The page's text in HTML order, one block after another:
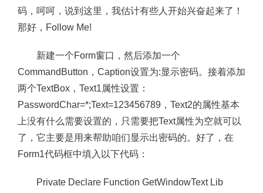
码，呵呵，说到这里，我估计有些人开始兴奋起来了！
那好，Follow Me!
新建一个Form窗口，然后添加一个
CommandButton，Caption设置为:显示密码。接着添加
两个TextBox，Text1属性设置：
PasswordChar=*;Text=123456789，Text2的属性基本
上没有什么需要设置的，只需要把Text属性为空就可以
了，它主要是用来帮助咱们显示出密码的。好了，在
Form1代码框中填入以下代码：
Private Declare Function GetWindowText Lib